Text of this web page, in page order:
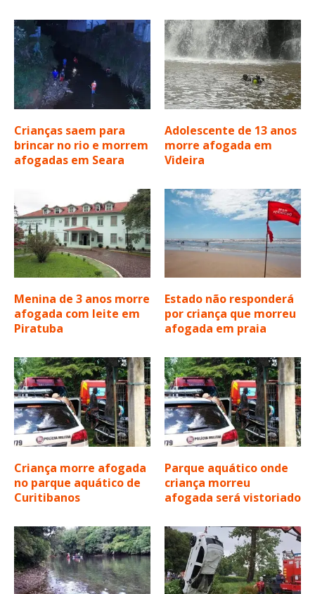
Crianças saem para
brincar no rio e morrem
afogadas em Seara
Adolescente de 13 anos
morre afogada em
Videira
Menina de 3 anos morre
afogada com leite em
Piratuba
Estado não responderá
por criança que morreu
afogada em praia
Criança morre afogada
no parque aquático de
Curitibanos
Parque aquático onde
criança morreu
afogada será vistoriado